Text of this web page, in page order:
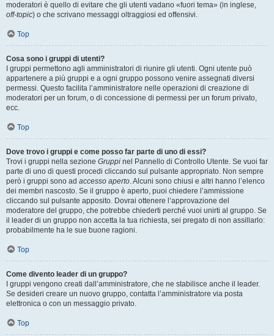
moderatori è quello di evitare che gli utenti vadano «fuori tema» (in inglese,
off-topic) o che scrivano messaggi oltraggiosi ed offensivi.
Top
Cosa sono i gruppi di utenti?
I gruppi permettono agli amministratori di riunire gli utenti. Ogni utente può
appartenere a più gruppi e a ogni gruppo possono venire assegnati diversi
permessi. Questo facilita l’amministratore nelle operazioni di creazione di
moderatori per un forum, o di concessione di permessi per un forum privato,
ecc.
Top
Dove trovo i gruppi e come posso far parte di uno di essi?
Trovi i gruppi nella sezione Gruppi nel Pannello di Controllo Utente. Se vuoi far
parte di uno di questi procedi cliccando sul pulsante appropriato. Non sempre
però i gruppi sono ad accesso aperto. Alcuni sono chiusi e altri hanno l’elenco
dei membri nascosto. Se il gruppo è aperto, puoi chiedere l’ammissione
cliccando sul pulsante apposito. Dovrai ottenere l’approvazione del
moderatore del gruppo, che potrebbe chiederti perché vuoi unirti al gruppo. Se
il leader di un gruppo non accetta la tua richiesta, sei pregato di non assillarlo:
probabilmente ha le sue buone ragioni.
Top
Come divento leader di un gruppo?
I gruppi vengono creati dall’amministratore, che ne stabilisce anche il leader.
Se desideri creare un nuovo gruppo, contatta l’amministratore via posta
elettronica o con un messaggio privato.
Top